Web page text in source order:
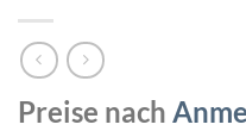
Preise nach